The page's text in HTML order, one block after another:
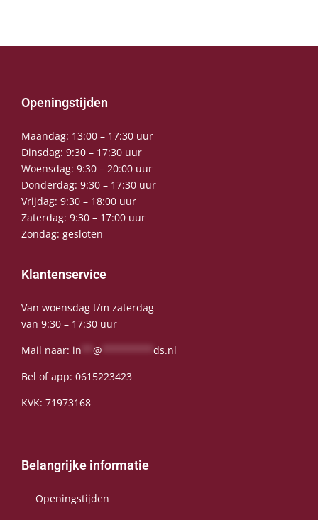
Openingstijden
Maandag: 13:00 – 17:30 uur
Dinsdag: 9:30 – 17:30 uur
Woensdag: 9:30 – 20:00 uur
Donderdag: 9:30 – 17:30 uur
Vrijdag: 9:30 – 18:00 uur
Zaterdag: 9:30 – 17:00 uur
Zondag: gesloten
Klantenservice
Van woensdag t/m zaterdag
van 9:30 – 17:30 uur
Mail naar: in @
ds.nl
Bel of app: 0615223423
KVK: 71973168
Belangrijke informatie
Openingstijden